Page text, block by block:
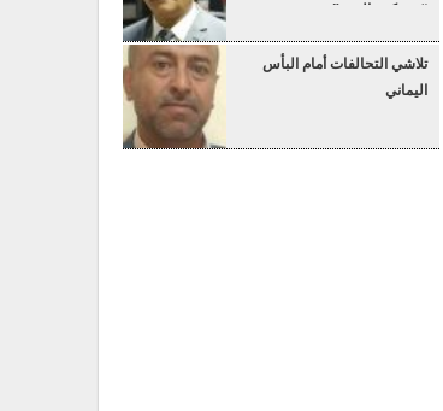
“عسكرة البحر”
تلاشي التحالفات أمام البأس
اليماني